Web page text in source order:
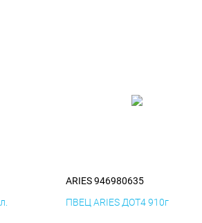
ARIES 946980635
ПВЕЦ ARIES ДОТ4 910г